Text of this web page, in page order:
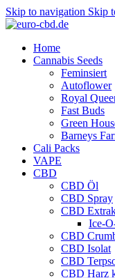
Skip to navigation Skip
Home
Cannabis Seeds
Feminsiert
Autoflower
Royal
Fast Buds
Green
Barneys
Cali Packs
VAPE
CBD
CBD Öl
CBD Spray
CBD
Ice-
CBD
CBD Isolat
CBD
CBD Harz